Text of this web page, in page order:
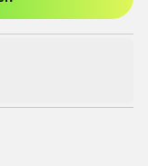
aan te melden als lid